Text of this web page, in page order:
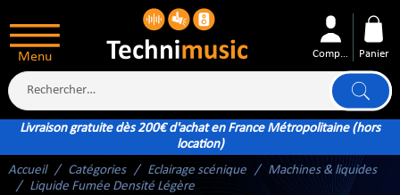
Menu Compte Panier
Livraison gratuite dès 200€ d'achat en France Métropolitaine (hors
location)
Accueil
Catégories Eclairage scénique
Machines & liquides
Liquide Fumée Densité Légère